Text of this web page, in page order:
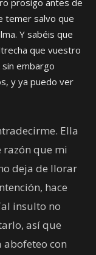
prosigo antes de
temer salvo que
Y sabéis que
que vuestro
embargo
y ya puedo ver
Ella
que mi
deja de llorar
hace
insulto no
así que
con